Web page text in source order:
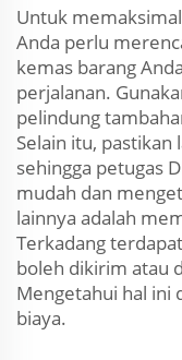
Untuk
Anda perlu
kemas barang
perjalanan.
pelindung
Selain itu,
sehingga petugas
mudah dan
lainnya adalah
Terkadang
boleh dikirim atau
Mengetahui hal ini
biaya.